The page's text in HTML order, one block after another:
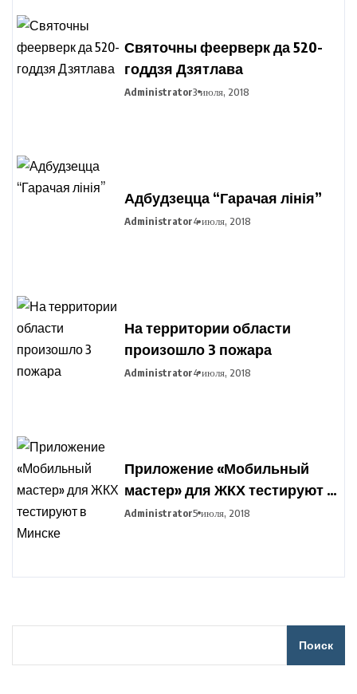
Святочны феерверк да 520-
годдзя Дзятлава
Administrator3 июля, 2018
Адбудзецца “Гарачая лінія”
Administrator4 июля, 2018
На территории области
произошло 3 пожара
Administrator4 июля, 2018
Приложение «Мобильный
мастер» для ЖКХ тестируют в
Минске
Administrator5 июля, 2018
Поиск